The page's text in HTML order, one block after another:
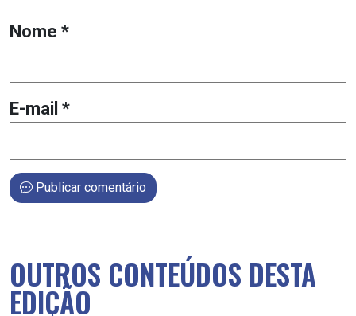
Nome *
E-mail *
Publicar comentário
OUTROS CONTEÚDOS DESTA
EDIÇÃO